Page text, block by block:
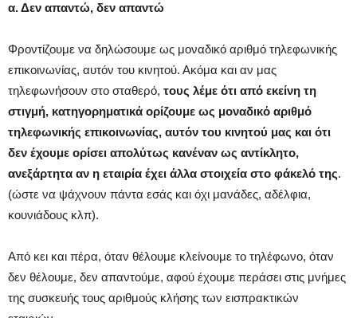
α. Δεν απαντώ, δεν απαντώ
Φροντίζουμε να δηλώσουμε ως μοναδικό αριθμό τηλεφωνικής
επικοινωνίας, αυτόν του κινητού. Ακόμα και αν μας
τηλεφωνήσουν στο σταθερό, τους λέμε ότι από εκείνη τη
στιγμή, κατηγορηματικά ορίζουμε ως μοναδικό αριθμό
τηλεφωνικής επικοινωνίας, αυτόν του κινητού μας και ότι
δεν έχουμε ορίσει απολύτως κανέναν ως αντίκλητο,
ανεξάρτητα αν η εταιρία έχει άλλα στοιχεία στο φάκελό της.
(ώστε να ψάχνουν πάντα εσάς και όχι μανάδες, αδέλφια,
κουνιάδους κλπ).
Από κει και πέρα, όταν θέλουμε κλείνουμε το τηλέφωνο, όταν
δεν θέλουμε, δεν απαντούμε, αφού έχουμε περάσει στις μνήμες
της συσκευής τους αριθμούς κλήσης των εισπρακτικών